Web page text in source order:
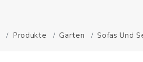
Produkte Garten Sofas Und